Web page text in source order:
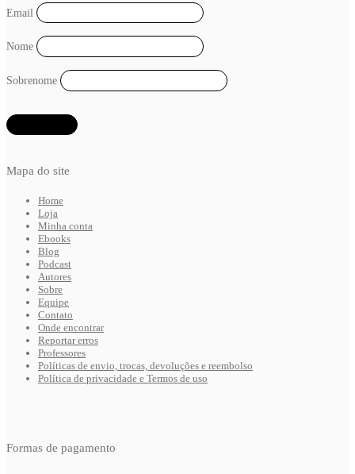
Mapa do site
Home
Loja
Minha conta
Ebooks
Blog
Podcast
Autores
Sobre
Equipe
Contato
Onde encontrar
Reportar erros
Professores
Políticas de envio, trocas, devoluções e reembolso
Política de privacidade e Termos de uso
Email
Nome
Sobrenome
Formas de pagamento